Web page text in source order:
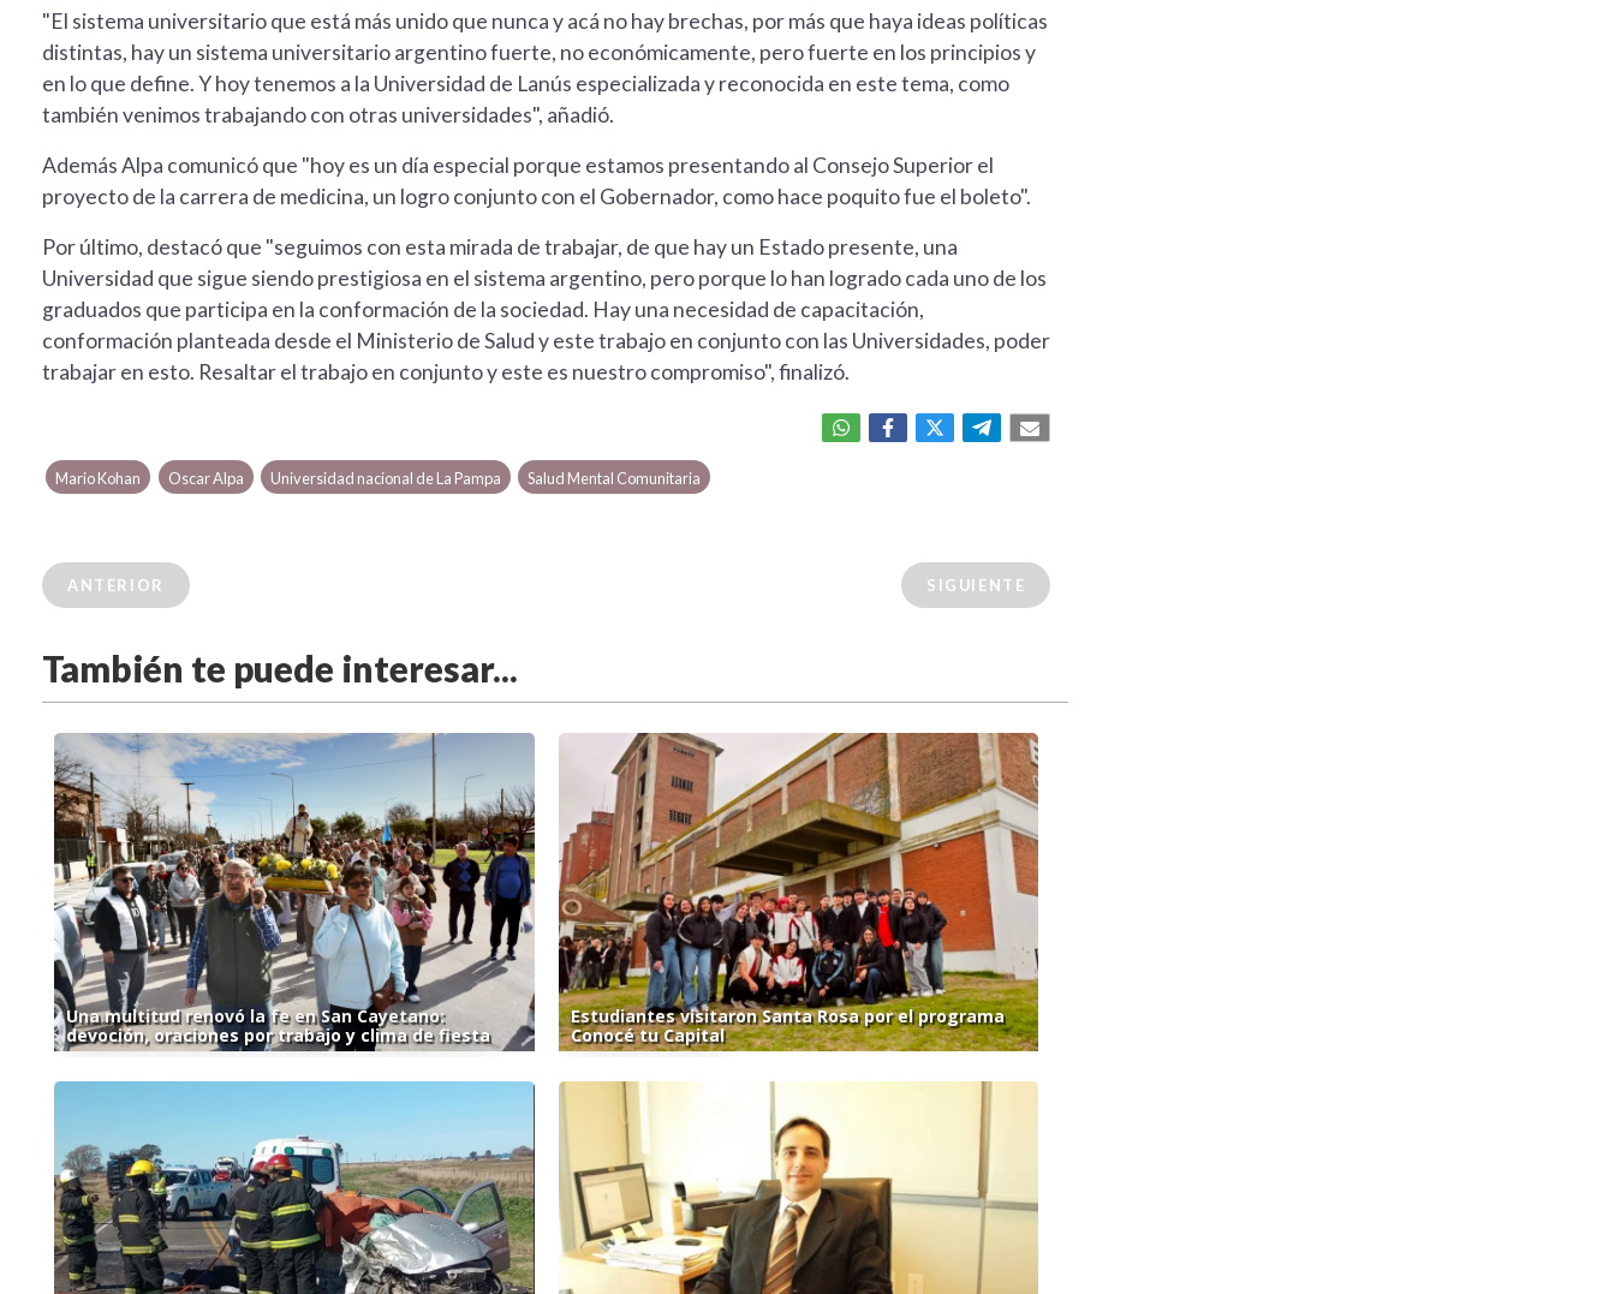
"El sistema universitario que está más unido que nunca y acá no hay brechas, por más que haya ideas políticas
distintas, hay un sistema universitario argentino fuerte, no económicamente, pero fuerte en los principios y
en lo que define. Y hoy tenemos a la Universidad de Lanús especializada y reconocida en este tema, como
también venimos trabajando con otras universidades", añadió.
Además Alpa comunicó que "hoy es un día especial porque estamos presentando al Consejo Superior el
proyecto de la carrera de medicina, un logro conjunto con el Gobernador, como hace poquito fue el boleto".
Por último, destacó que "seguimos con esta mirada de trabajar, de que hay un Estado presente, una
Universidad que sigue siendo prestigiosa en el sistema argentino, pero porque lo han logrado cada uno de los
graduados que participa en la conformación de la sociedad. Hay una necesidad de capacitación,
conformación planteada desde el Ministerio de Salud y este trabajo en conjunto con las Universidades, poder
trabajar en esto. Resaltar el trabajo en conjunto y este es nuestro compromiso", finalizó.
Mario Kohan Oscar Alpa Universidad nacional de La Pampa Salud Mental Comunitaria
ANTERIOR SIGUIENTE
También te puede interesar...
Una multitud renovó la fe en San Cayetano:
devoción, oraciones por trabajo y clima de fiesta
Estudiantes visitaron Santa Rosa por el programa
Conocé tu Capital